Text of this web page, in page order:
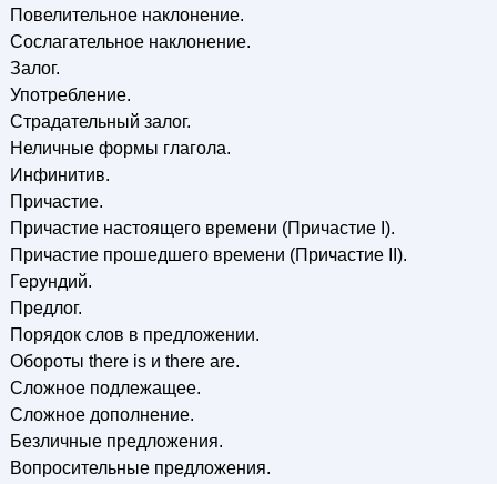
Повелительное наклонение.
Сослагательное наклонение.
Залог.
Употребление.
Страдательный залог.
Неличные формы глагола.
Инфинитив.
Причастие.
Причастие настоящего времени (Причастие I).
Причастие прошедшего времени (Причастие II).
Герундий.
Предлог.
Порядок слов в предложении.
Обороты there is и there are.
Сложное подлежащее.
Сложное дополнение.
Безличные предложения.
Вопросительные предложения.